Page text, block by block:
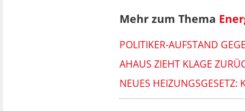
Mehr zum Thema
POLITIKER-AUFSTAND
AHAUS ZIEHT KLAGE
NEUES HEIZUNGSGESETZ: